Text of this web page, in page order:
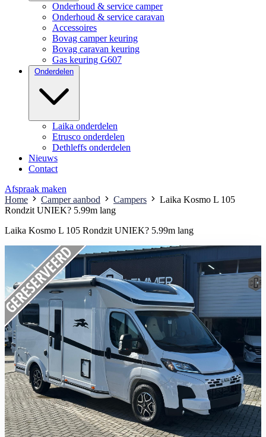
Onderhoud & service camper
Onderhoud & service caravan
Accessoires
Bovag camper keuring
Bovag caravan keuring
Gas keuring G607
Onderdelen
Laika onderdelen
Etrusco onderdelen
Dethleffs onderdelen
Nieuws
Contact
Afspraak maken
Home
Camper aanbod Campers
Laika Kosmo L 105
Rondzit UNIEK? 5.99m lang
Laika Kosmo L 105 Rondzit UNIEK? 5.99m lang